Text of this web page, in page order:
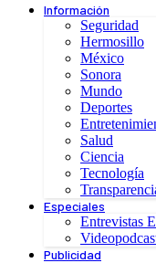
Información
Seguridad
Hermosillo
México
Sonora
Mundo
Deportes
Salud
Ciencia
Tecnología
Especiales
Entrevistas
Publicidad